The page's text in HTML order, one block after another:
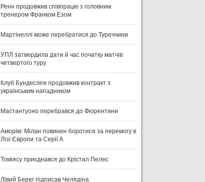
Ренн продовжив співпрацю з головним
тренером Франком Езом
Мартінеллі може перебратися до Туреччини
УПЛ затвердила дати й час початку матчів
четвертого туру
Клуб Бундесліги продовжив контракт з
українським нападником
Мастантуоно перебрався до Фіорентини
Аморім: Мілан повинен боротися за перемогу в
Лізі Європи та Серії А
Томіясу приєднався до Крістал Пелес
Лівий Берег підписав Челядіна